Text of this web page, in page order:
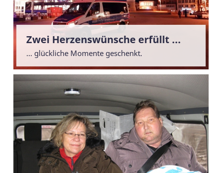
Zwei Herzenswünsche erfüllt ...
... glückliche Momente geschenkt.